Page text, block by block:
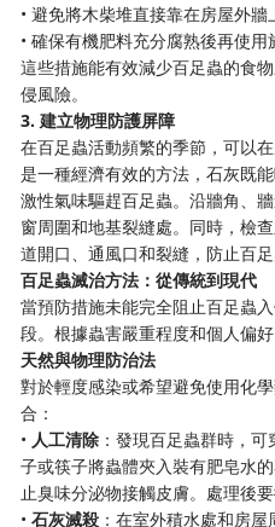
• 避免將木柴堆直接靠在房屋外牆
• 確保有機肥料充分腐熟後再使用
這些措施能有效減少百足蟲的食
侵風險。
3. 建立物理防護屏障
在百足蟲活動頻繁的季節，可以
是一種經濟有效的方法，石灰既
激性氣味驅趕百足蟲。沿牆角、
窗周圍和地基裂縫處。同時，檢
道開口、通風口和裂縫，防止百足
百足蟲滅治方法：從傳統到現代
當預防措施未能完全阻止百足蟲
段。根據蟲害嚴重程度和個人偏
天然與物理防治法
對於輕度感染或希望避免使用化
合：
• 人工清除 ：發現百足蟲群時，
子或筷子將蟲體夾入裝有肥皂水
止臭味分泌物接觸皮膚。處理後要
•石灰滅殺 ：在室外積水處和房